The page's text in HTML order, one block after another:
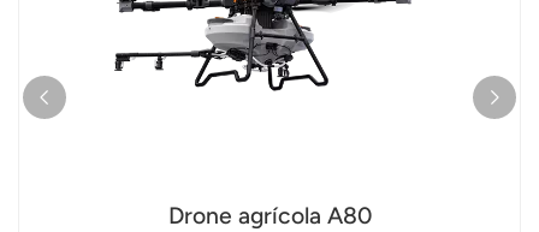
Drone agrícola A80